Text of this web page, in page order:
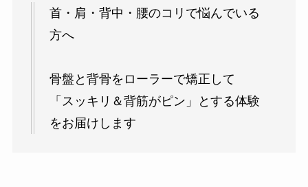
首・肩・背中・腰のコリで悩んでいる
方へ
骨盤と背骨をローラーで矯正して
「スッキリ＆背筋がピン」とする体験
をお届けします